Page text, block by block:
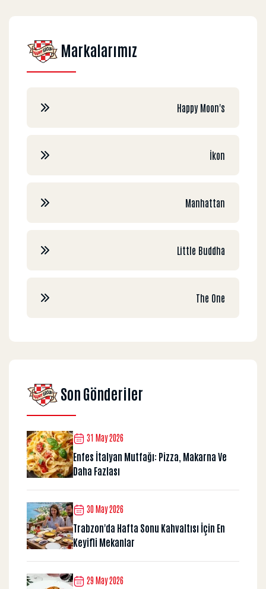
Markalarımız
Happy Moon's
İkon
Manhattan
Little Buddha
The One
Son Gönderiler
31 May 2026
Enfes İtalyan Mutfağı: Pizza, Makarna Ve
Daha Fazlası
30 May 2026
Trabzon'da Hafta Sonu Kahvaltısı İçin En
Keyifli Mekanlar
29 May 2026